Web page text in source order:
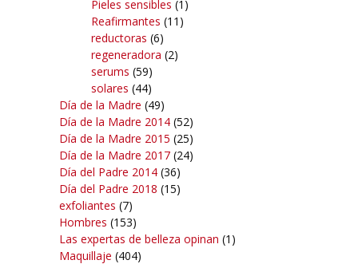
Pieles sensibles (1)
Reafirmantes (11)
reductoras (6)
regeneradora (2)
serums (59)
solares (44)
Día de la Madre (49)
Día de la Madre 2014 (52)
Día de la Madre 2015 (25)
Día de la Madre 2017 (24)
Día del Padre 2014 (36)
Día del Padre 2018 (15)
exfoliantes (7)
Hombres (153)
Las expertas de belleza opinan (1)
Maquillaje (404)